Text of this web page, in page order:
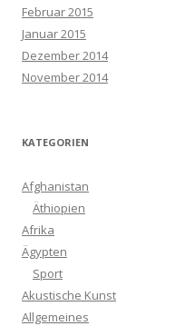
Februar 2015
Januar 2015
Dezember 2014
November 2014
KATEGORIEN
Afghanistan
Äthiopien
Afrika
Ägypten
Sport
Akustische Kunst
Allgemeines